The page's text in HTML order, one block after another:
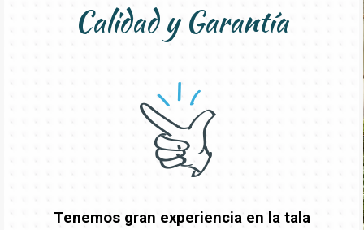
Calidad y Garantía
Tenemos gran experiencia en la tala